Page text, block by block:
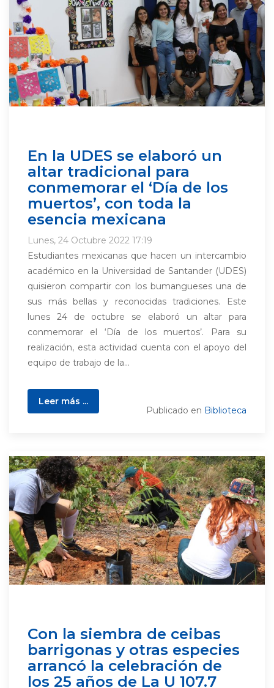
En la UDES se elaboró un
altar tradicional para
conmemorar el ‘Día de los
muertos’, con toda la
esencia mexicana
Lunes, 24 Octubre 2022 17:19
Estudiantes mexicanas que hacen un intercambio
académico en la Universidad de Santander (UDES)
quisieron compartir con los bumangueses una de
sus más bellas y reconocidas tradiciones. Este
lunes 24 de octubre se elaboró un altar para
conmemorar el ‘Día de los muertos’. Para su
realización, esta actividad cuenta con el apoyo del
equipo de trabajo de la...
Leer más ...
Publicado en Biblioteca
Con la siembra de ceibas
barrigonas y otras especies
arrancó la celebración de
los 25 años de La U 107.7